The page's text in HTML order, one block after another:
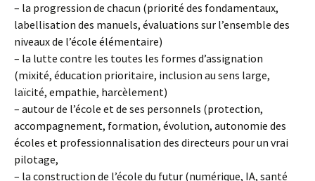
– la progression de chacun (priorité des fondamentaux,
labellisation des manuels, évaluations sur l’ensemble des
niveaux de l’école élémentaire)
– la lutte contre les toutes les formes d’assignation
(mixité, éducation prioritaire, inclusion au sens large,
laïcité, empathie, harcèlement)
– autour de l’école et de ses personnels (protection,
accompagnement, formation, évolution, autonomie des
écoles et professionnalisation des directeurs pour un vrai
pilotage,
– la construction de l’école du futur (numérique, IA, santé